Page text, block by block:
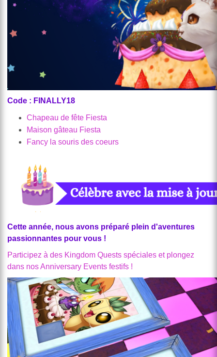
Code : FINALLY18
Chapeau de fête Fiesta
Maison gâteau Fiesta
Fancy la souris des coeurs
Cette année, nous avons préparé plein d'aventures
passionnantes pour vous !
Participez à des Kingdom Quests spéciales et plongez
dans nos Anniversary Events festifs !